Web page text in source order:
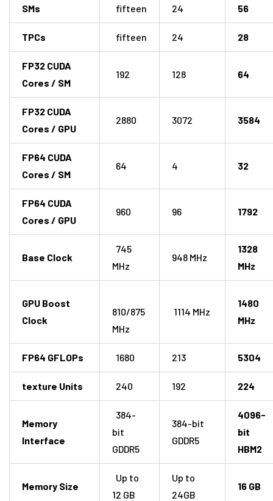
SMs fifteen 24 56
TPCs fifteen 24 28
FP32 CUDA
Cores / SM
192 128 64
FP32 CUDA
Cores / GPU
2880 3072 3584
FP64 CUDA
Cores / SM
64 4 32
FP64 CUDA
Cores / GPU
960 96 1792
Base Clock
745
MHz
948 MHz
1328
MHz
GPU Boost
Clock
810/875
MHz
1114 MHz
1480
MHz
FP64 GFLOPs 1680 213 5304
texture Units 240 192 224
Memory
Interface
384-
bit
GDDR5
384-bit
GDDR5
4096-
bit
HBM2
Memory Size
Up to
12 GB
Up to
24GB
16 GB